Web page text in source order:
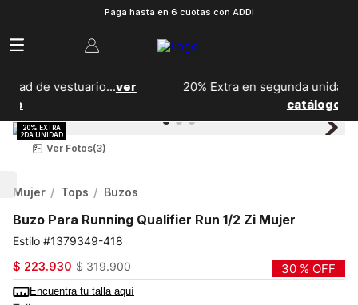
Paga hasta en 6 cuotas con ADDI
20% Extra en segunda unidad de calzado...Ver
Ver Fotos(3)
Mujer Tops Buzos
Buzo Para Running Qualifier Run 1/2 Zi Mujer
1379349-418
$ 223.930 $ 319.900 30 % OFF
Encuentra tu talla aquí